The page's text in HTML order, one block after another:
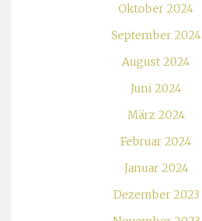
Oktober 2024
September 2024
August 2024
Juni 2024
März 2024
Februar 2024
Januar 2024
Dezember 2023